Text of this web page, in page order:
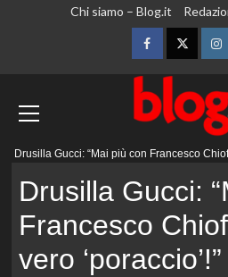
Chi siamo – Blog.it
FacebookTwitter
Drusilla Gucci: “Mai più con Francesco
Drusilla Gucci:
Francesco
vero ‘poraccio’!”